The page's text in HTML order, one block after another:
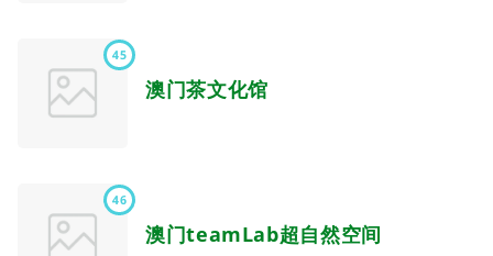
45
澳门茶文化馆
46
澳门teamLab超自然空间